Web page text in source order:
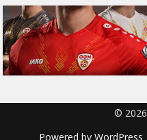
© 2026
Powered by WordPress